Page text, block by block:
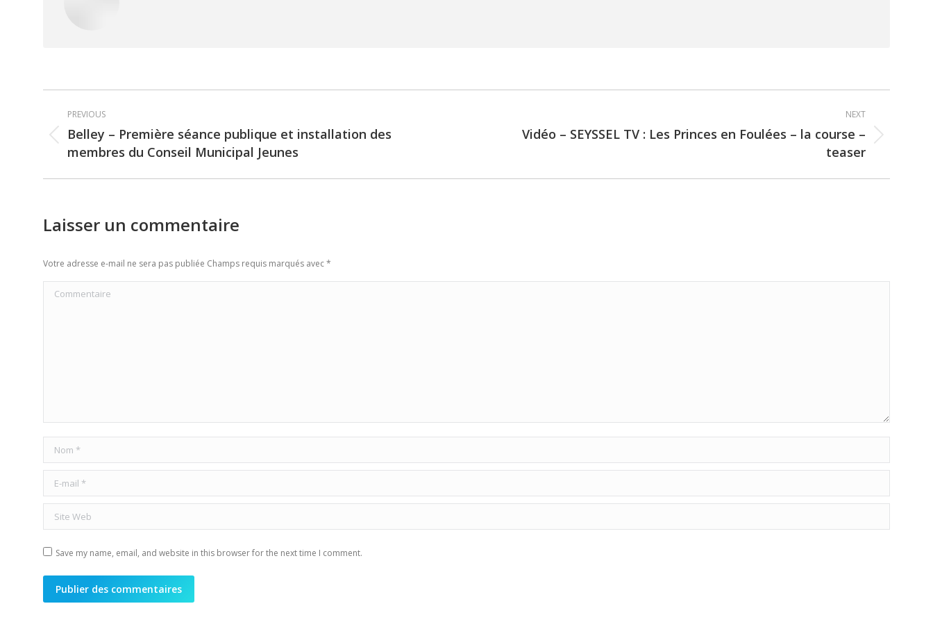
Post
navigation
PREVIOUS
Previous
post:
Belley – Première séance publique et installation des
membres du Conseil Municipal Jeunes
NEXT
Vidéo – SEYSSEL TV : Les Princes en Foulées – la course –
teaser
Laisser un commentaire
Votre adresse e-mail ne sera pas publiée Champs requis marqués avec*
Commentaire
Nom *
E-mail *
Site Web
Save my name, email, and website in this browser for the next time I comment.
Publier des commentaires